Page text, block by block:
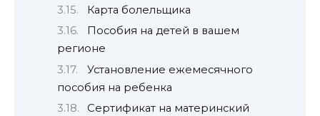
Карта болельщика
Пособия на детей в вашем
регионе
Установление ежемесячного
пособия на ребенка
Сертификат на материнский